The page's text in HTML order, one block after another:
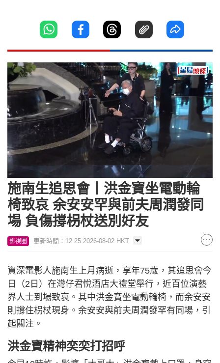
Loaded
81.56%
施南生追思會丨洪金寶坐電動輪
椅致哀 余安安罕與前夫周潤發同
場 負傷撐枴杖送別好友
影視圈 更新時間：12:25 2026-08-02 HKT
資深電影人施南生上月病逝，享年75歲，其追思會今
日（2日）在灣仔君悅酒店大禮堂舉行，近百位演藝
界人士到場致哀。其中洪金寶坐電動輪椅，而余安安
則撐住枴杖現身。余安安與前夫周潤發罕有同場，引
起關注。
洪金寶精神奕奕打招呼